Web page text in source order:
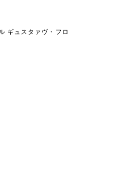
ギュスタァヴ・フロ